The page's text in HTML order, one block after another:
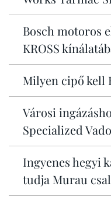
Bosch motoros
KROSS
Milyen cipő kell
Városi
Specialized
Ingyenes hegyi
tudja Murau